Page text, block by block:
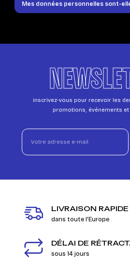
Mes données personnelles sont-
inscrivez-vous pour recevoir les
promotions, événements et
LIVRAISON RAPIDE
dans toute l'Europe
DÉLAI DE
sous 14 jours